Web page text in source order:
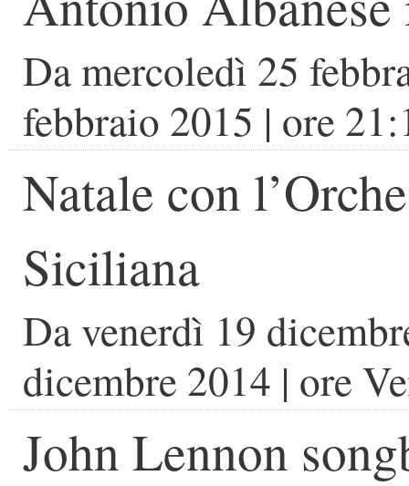
Damercoledì 25
febbraio 2015 | ore
Natale con
Siciliana
Davenerdì 19
dicembre 2014 | ore
John Lennon